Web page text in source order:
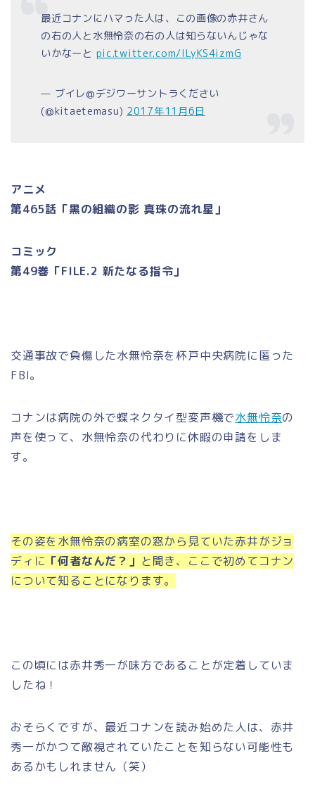
最近コナンにハマった人は、この画像の赤井さん
の右の人と水無怜奈の右の人は知らないんじゃな
いかなーと pic.twitter.com/lLyKS4izmG
— ブイレ@デジワーサントラください
(@kitaetemasu) 2017年11月6日
アニメ
第465話「黒の組織の影 真珠の流れ星」
コミック
第49巻「FILE.2 新たなる指令」
交通事故で負傷した水無怜奈を杯戸中央病院に匿った
FBI。
コナンは病院の外で蝶ネクタイ型変声機で水無怜奈の
声を使って、水無怜奈の代わりに休暇の申請をしま
す。
その姿を水無怜奈の病室の窓から見ていた赤井がジョ
ディに 「何者なんだ？」 と聞き、ここで初めてコナン
について知ることになります。
この頃には赤井秀一が味方であることが定着していま
したね！
おそらくですが、最近コナンを読み始めた人は、赤井
秀一がかつて敵視されていたことを知らない可能性も
あるかもしれません（笑）